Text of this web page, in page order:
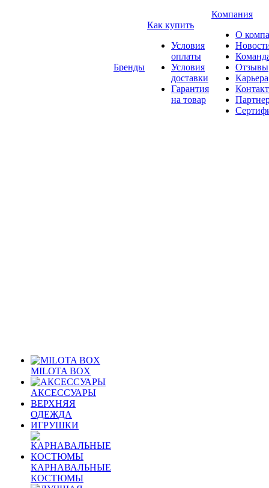
MILOTA BOX
АКСЕССУАРЫ
ВЕРХНЯЯ
ОДЕЖДА
ИГРУШКИ
КАРНАВАЛЬНЫЕ
КОСТЮМЫ
Бренды
Как купить
Условия
оплаты
Условия
доставки
Гарантия
на товар
Компания
О
Отзывы
Карьера